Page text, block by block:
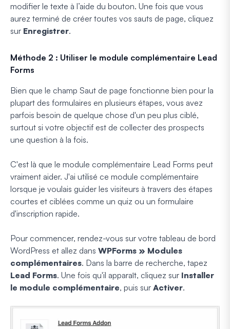
modifier le texte à l’aide du bouton. Une fois que vous
aurez terminé de créer toutes vos sauts de page, cliquez
sur Enregistrer.
Méthode 2 : Utiliser le module complémentaire Lead
Forms
Bien que le champ Saut de page fonctionne bien pour la
plupart des formulaires en plusieurs étapes, vous avez
parfois besoin de quelque chose d'un peu plus ciblé,
surtout si votre objectif est de collecter des prospects
une question à la fois.
C'est là que le module complémentaire Lead Forms peut
vraiment aider. J'ai utilisé ce module complémentaire
lorsque je voulais guider les visiteurs à travers des étapes
courtes et ciblées comme un quiz ou un formulaire
d'inscription rapide.
Pour commencer, rendez-vous sur votre tableau de bord
WordPress et allez dans WPForms » Modules
complémentaires. Dans la barre de recherche, tapez
Lead Forms. Une fois qu'il apparaît, cliquez sur Installer
le module complémentaire, puis sur Activer.